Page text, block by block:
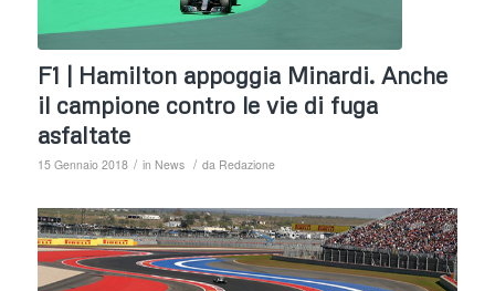
F1 | Hamilton appoggia Minardi. Anche
il campione contro le vie di fuga
asfaltate
15 Gennaio 2018 / in News / da Redazione